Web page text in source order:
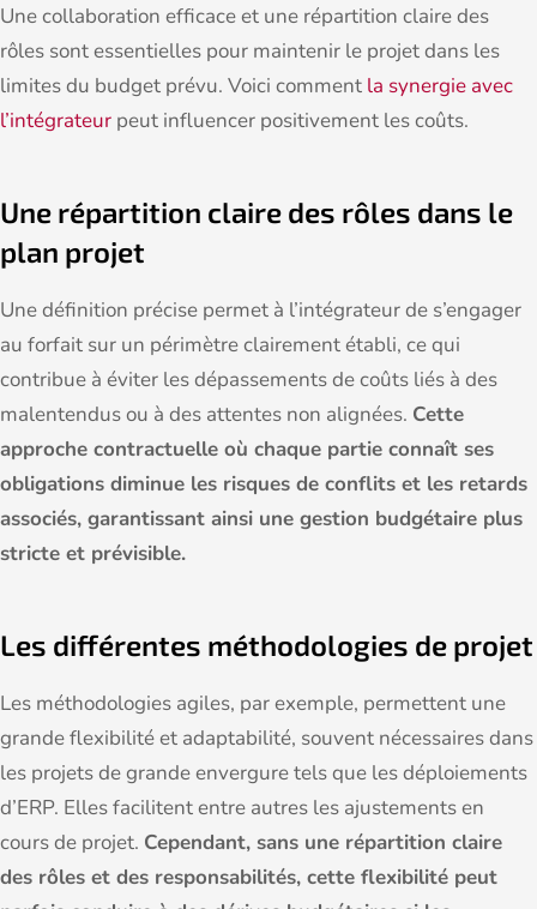
Une collaboration efficace et une répartition claire des
rôles sont essentielles pour maintenir le projet dans les
limites du budget prévu. Voici comment la synergie avec
l’intégrateur peut influencer positivement les coûts.
Une répartition claire des rôles dans le
plan projet
Une définition précise permet à l’intégrateur de s’engager
au forfait sur un périmètre clairement établi, ce qui
contribue à éviter les dépassements de coûts liés à des
malentendus ou à des attentes non alignées. Cette
approche contractuelle où chaque partie connaît ses
obligations diminue les risques de conflits et les retards
associés, garantissant ainsi une gestion budgétaire plus
stricte et prévisible.
Les différentes méthodologies de projet
Les méthodologies agiles, par exemple, permettent une
grande flexibilité et adaptabilité, souvent nécessaires dans
les projets de grande envergure tels que les déploiements
d’ERP. Elles facilitent entre autres les ajustements en
cours de projet. Cependant, sans une répartition claire
des rôles et des responsabilités, cette flexibilité peut